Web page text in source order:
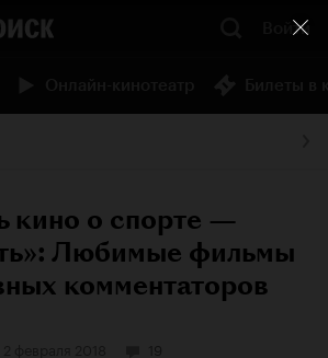
Войти
кино о спорте —
Любимые фильмы
комментаторов